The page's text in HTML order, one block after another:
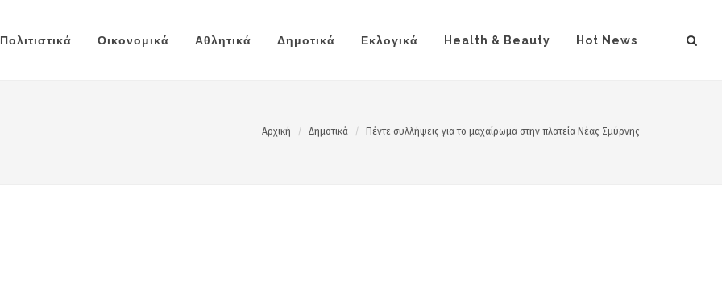
Πολιτιστικά Οικονομικά Αθλητικά Δημοτικά Εκλογικά Health & Beauty Hot News
Αρχική Δημοτικά Πέντε συλλήψεις για το μαχαίρωμα στην πλατεία Νέας Σμύρνης